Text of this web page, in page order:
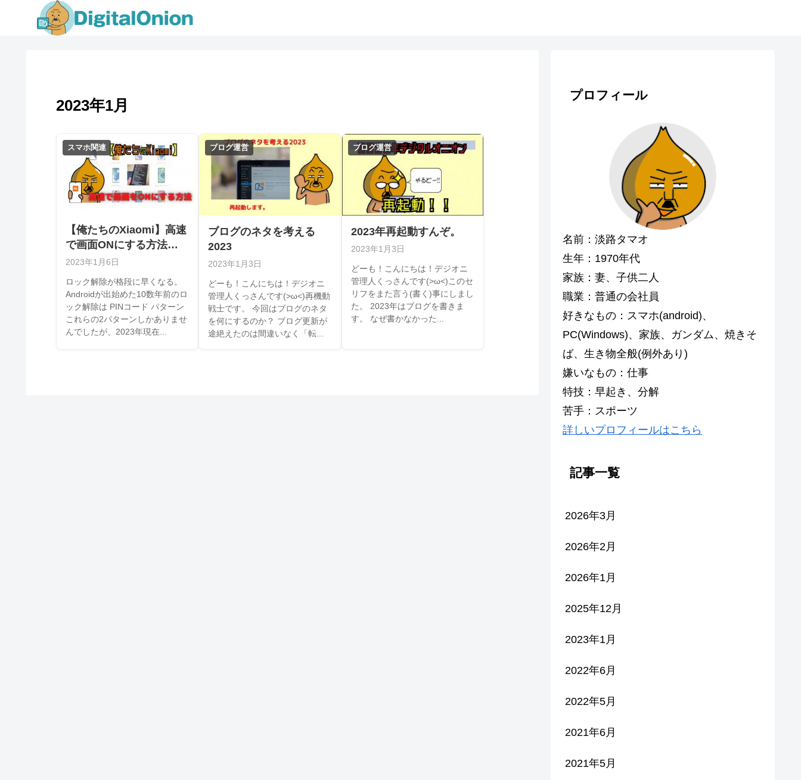
2023年1月
スマホ関連
【俺たちのXiaomi】高速
で画面ONにする方法
【MIUI使いにくい】
2023年1月6日
ロック解除が格段に早くなる。
Androidが出始めた10数年前のロ
ック解除は PINコード パターン
これらの2パターンしかありませ
んでしたが、2023年現在...
ブログ運営
ブログのネタを考える
2023
2023年1月3日
どーも！こんにちは！デジオニ
管理人くっさんです(>ω<)再機動
戦士です。 今回はブログのネタ
を何にするのか？ ブログ更新が
途絶えたのは間違いなく「転...
ブログ運営
2023年再起動すんぞ。
2023年1月3日
どーも！こんにちは！デジオニ
管理人くっさんです(>ω<)このセ
リフをまた言う(書く)事にしまし
た。 2023年はブログを書きま
す。 なぜ書かなかった...
プロフィール
名前：淡路タマオ
生年：1970年代
家族：妻、子供二人
職業：普通の会社員
好きなもの：スマホ(android)、
PC(Windows)、家族、ガンダム、焼きそ
ば、生き物全般(例外あり)
嫌いなもの：仕事
特技：早起き、分解
苦手：スポーツ
詳しいプロフィールはこちら
記事一覧
2026年3月
2026年2月
2026年1月
2025年12月
2023年1月
2022年6月
2022年5月
2021年6月
2021年5月